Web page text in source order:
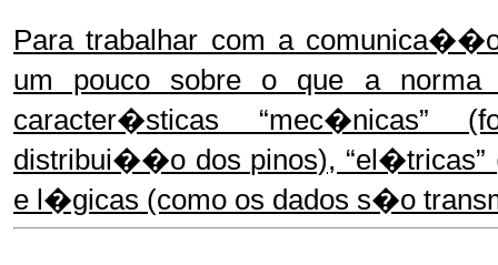
Para trabalhar com a
um pouco sobre o que a
caracter�sticas “mec�nicas”
distribui��o dos pinos),
e l�gicas (como os dados s�o